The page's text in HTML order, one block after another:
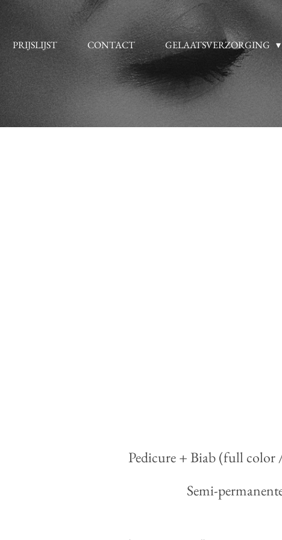
PRIJSLIJST CONTACT GELAATSVERZORGING
Pedicure + Biab (full color
Semi-